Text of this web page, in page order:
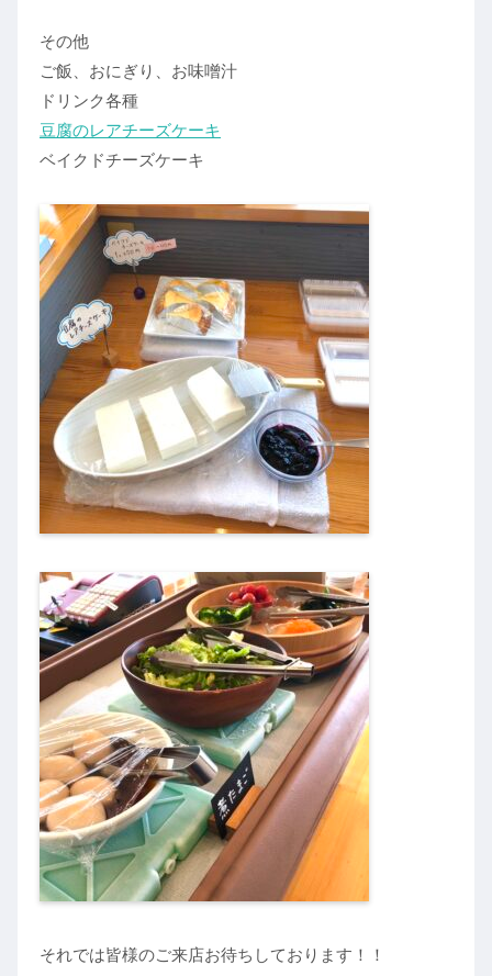
その他
ご飯、おにぎり、お味噌汁
ドリンク各種
豆腐のレアチーズケーキ
ベイクドチーズケーキ
それでは皆様のご来店お待ちしております！！